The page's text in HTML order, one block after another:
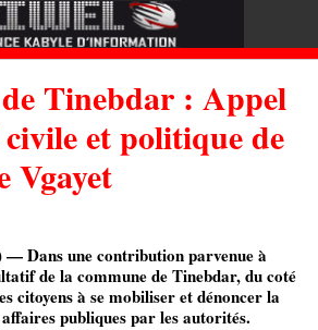
Tinebdar : Appel
civile et politique de
Vgayet
Dans une contribution parvenue à
de la commune de Tinebdar, du coté
citoyens à se mobiliser et dénoncer la
publiques par les autorités.